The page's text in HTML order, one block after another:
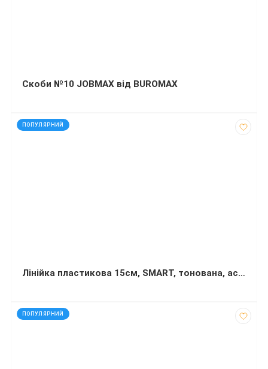
Скоби №10 JOBMAX від BUROMAX
ПОПУЛЯРНИЙ
код: 2542
Лінійка пластикова 15см, SMART, тонована, асорті, в блістері ZiBi (Im)
ПОПУЛЯРНИЙ
код: 850